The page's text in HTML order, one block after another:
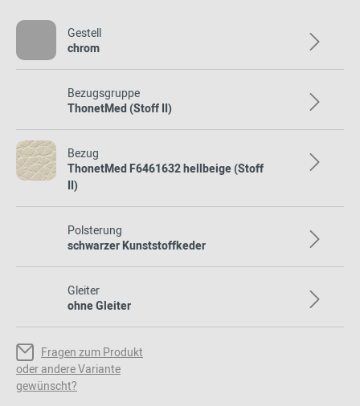
Gestell
chrom
Bezugsgruppe
ThonetMed (Stoff II)
Bezug
ThonetMed F6461632 hellbeige (Stoff
II)
Polsterung
schwarzer Kunststoffkeder
Gleiter
ohne Gleiter
Fragen zum Produkt
oder andere Variante
gewünscht?